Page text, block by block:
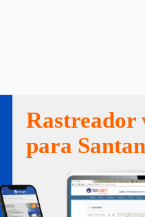
Rastreador
para